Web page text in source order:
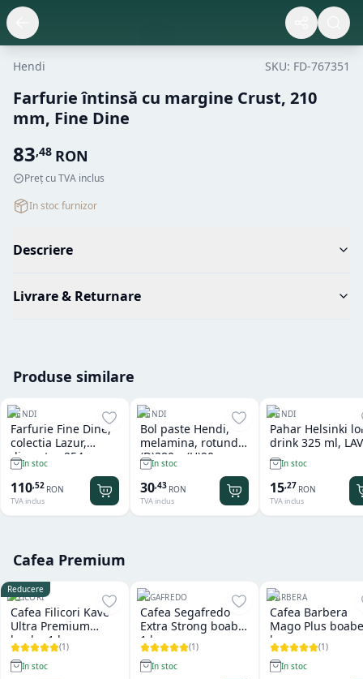
Hendi SKU: FD-767351
Farfurie întinsă cu margine Crust, 210
mm, Fine Dine
83,48 RON
Preț cu TVA inclus
In stoc furnizor
Descriere
Livrare & Returnare
Produse similare
HENDI
Farfurie Fine Dine,
colectia Lazur,
diametru 254 mm,
portelan decorat
manual
In stoc
110,52 RON
TVA inclus
HENDI
Bol paste Hendi,
melamina, rotund
(D)380 x (H)90 mm
In stoc
30,43 RON
TVA inclus
HENDI
Pahar Helsinki
drink 325 ml, LAV
In stoc
15,27 RON
TVA inclus
Cafea Premium
Reducere
FILICORI
Cafea Filicori Kave
Ultra Premium
boabe 1 kg
(1)
In stoc
SEGAFREDO
Cafea Segafredo
Extra Strong boabe
1 kg
(1)
In stoc
BARBERA
Cafea Barbera
Mago Plus
kg
(1)
In stoc